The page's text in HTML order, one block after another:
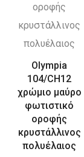
Olympia
104/CH12
χρώμιο μαύρο
φωτιστικό
οροφής
κρυστάλλινος
πολυέλαιος